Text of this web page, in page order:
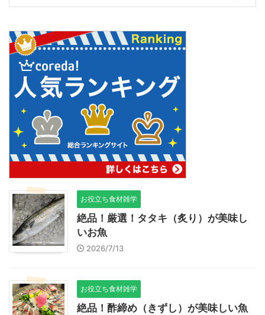
お役立ち食材雑学
絶品！厳選！タタキ（炙り）が美味し
いお魚
2026/7/13
お役立ち食材雑学
絶品！酢締め（きずし）が美味しい魚